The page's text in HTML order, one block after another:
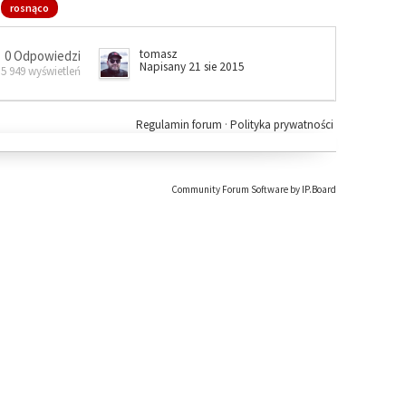
rosnąco
0 Odpowiedzi
5 949 wyświetleń
tomasz
Napisany 21 sie 2015
Polityka prywatności
Regulamin forum ·
Community Forum Software by IP.Board